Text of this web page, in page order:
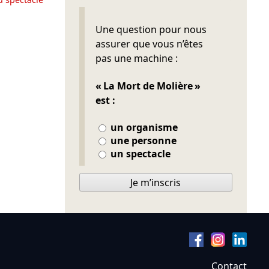
Une question pour nous
assurer que vous n’êtes
pas une machine :
« La Mort de Molière »
est :
un organisme
une personne
un spectacle
Ne pas remplir
Je m’inscris
Contact